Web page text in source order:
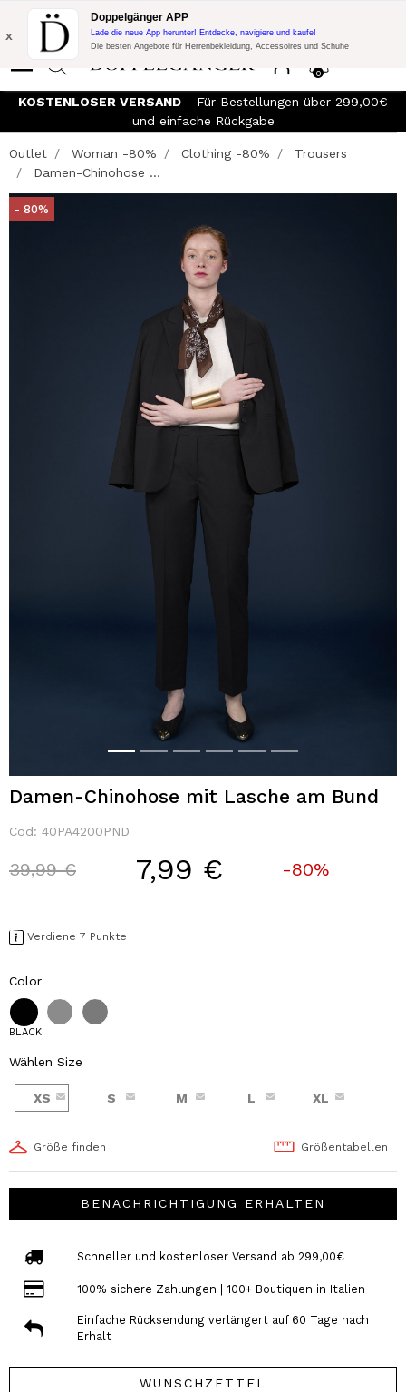
Blitzangebot:
10% Extra-Rabatt auf 300€ Einkauf mit Code:
DOPPEL300
0
x
Doppelgänger APP
Lade die neue App herunter! Entdecke, navigiere und kaufe!
Die besten Angebote für Herrenbekleidung, Accessoires und Schuhe
KOSTENLOSER VERSAND - Für Bestellungen über 299,00€
und einfache Rückgabe
Outlet Woman -80% Clothing -80%
Trousers
Damen-Chinohose ...
- 80%
Damen-Chinohose mit Lasche am Bund
Cod: 40PA4200PND
Price reduced from
39,99 €to 7,99 € -80%
Verdiene 7 Punkte
Color
BLACK
Wählen Size
XS S M L XL
Größe finden Größentabellen
BENACHRICHTIGUNG ERHALTEN
Schneller und kostenloser Versand ab 299,00€
100% sichere Zahlungen | 100+ Boutiquen in Italien
Einfache Rücksendung verlängert auf 60 Tage nach
Erhalt
WUNSCHZETTEL